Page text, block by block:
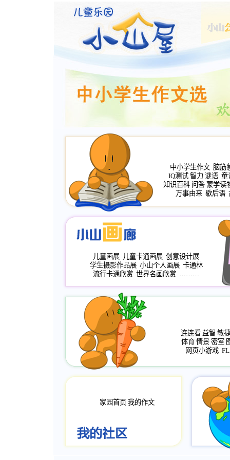
中小学生作文 脑筋
IQ测试 智力 谜语 童
知识百科 问答 蒙学读
万事由来 歇后语
儿童画展 儿童卡通画展 创意设计展
学生摄影作品展 小山个人画展 卡通林
流行卡通欣赏 世界名画欣赏 ………
连连看 益智 敏捷
体育 情景 密室
网页小游戏
家园首页 我的作文